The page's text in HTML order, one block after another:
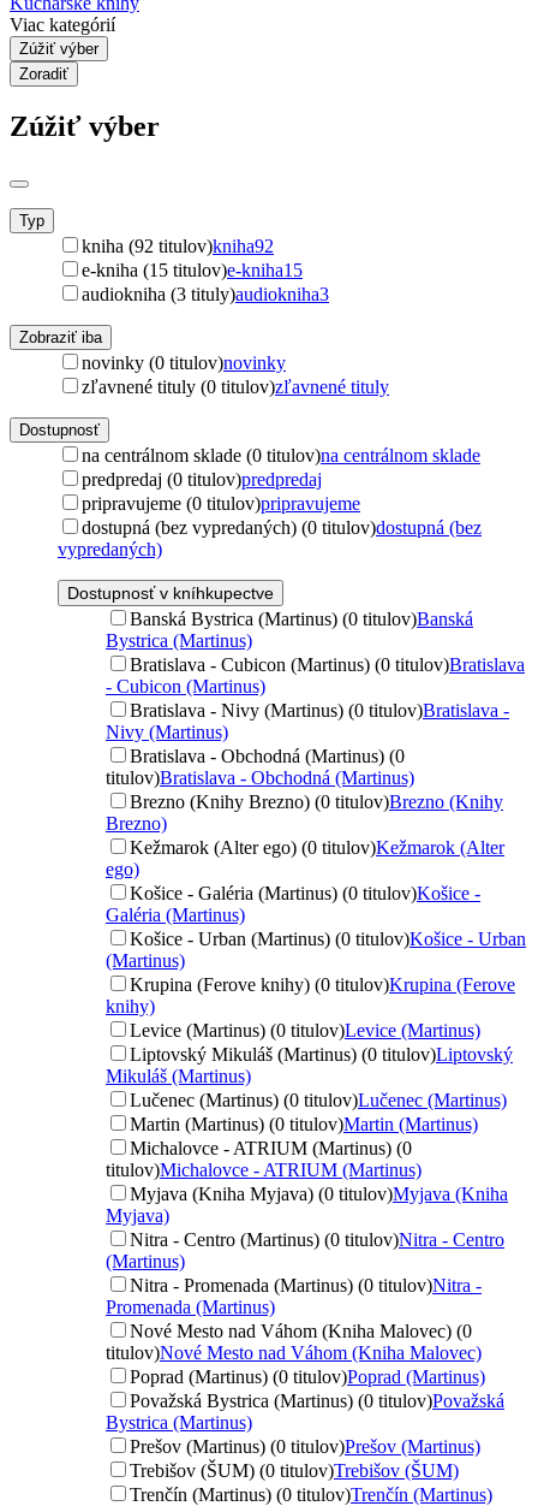
Viac kategórií
Zúžiť výber
Zoradiť
Zúžiť výber
Typ
kniha (92 titulov)kniha92
e-kniha (15 titulov)e-kniha15
audiokniha (3 tituly)audiokniha3
Zobraziť iba
novinky (0 titulov)novinky
zľavnené tituly (0 titulov)zľavnené tituly
Dostupnosť
na centrálnom sklade (0 titulov)na centrálnom sklade
predpredaj (0 titulov)predpredaj
pripravujeme (0 titulov)pripravujeme
dostupná (bez vypredaných) (0 titulov)dostupná (bez
vypredaných)
Dostupnosť v kníhkupectve
Banská Bystrica (Martinus) (0 titulov)Banská
Bystrica (Martinus)
Bratislava - Cubicon (Martinus) (0 titulov)Bratislava
- Cubicon (Martinus)
Bratislava - Nivy (Martinus) (0 titulov)Bratislava -
Nivy (Martinus)
Bratislava - Obchodná (Martinus) (0
titulov)Bratislava - Obchodná (Martinus)
Brezno (Knihy Brezno) (0 titulov)Brezno (Knihy
Brezno)
Kežmarok (Alter ego) (0 titulov)Kežmarok (Alter
ego)
Košice - Galéria (Martinus) (0 titulov)Košice -
Galéria (Martinus)
Košice - Urban (Martinus) (0 titulov)Košice - Urban
(Martinus)
Krupina (Ferove knihy) (0 titulov)Krupina (Ferove
knihy)
Levice (Martinus) (0 titulov)Levice (Martinus)
Liptovský Mikuláš (Martinus) (0 titulov)Liptovský
Mikuláš (Martinus)
Lučenec (Martinus) (0 titulov)Lučenec (Martinus)
Martin (Martinus) (0 titulov)Martin (Martinus)
Michalovce - ATRIUM (Martinus) (0
titulov)Michalovce - ATRIUM (Martinus)
Myjava (Kniha Myjava) (0 titulov)Myjava (Kniha
Myjava)
Nitra - Centro (Martinus) (0 titulov)Nitra - Centro
(Martinus)
Nitra - Promenada (Martinus) (0 titulov)Nitra -
Promenada (Martinus)
Nové Mesto nad Váhom (Kniha Malovec) (0
titulov)Nové Mesto nad Váhom (Kniha Malovec)
Poprad (Martinus) (0 titulov)Poprad (Martinus)
Považská Bystrica (Martinus) (0 titulov)Považská
Bystrica (Martinus)
Prešov (Martinus) (0 titulov)Prešov (Martinus)
Trebišov (ŠUM) (0 titulov)Trebišov (ŠUM)
Trenčín (Martinus) (0 titulov)Trenčín (Martinus)